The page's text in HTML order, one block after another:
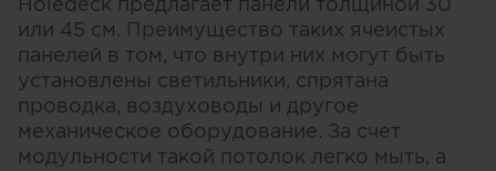
Holedeck предлагает панели толщиной 30
или 45 см. Преимущество таких ячеистых
панелей в том, что внутри них могут быть
установлены светильники, спрятана
проводка, воздуховоды и другое
механическое оборудование. За счет
модульности такой потолок легко мыть, а